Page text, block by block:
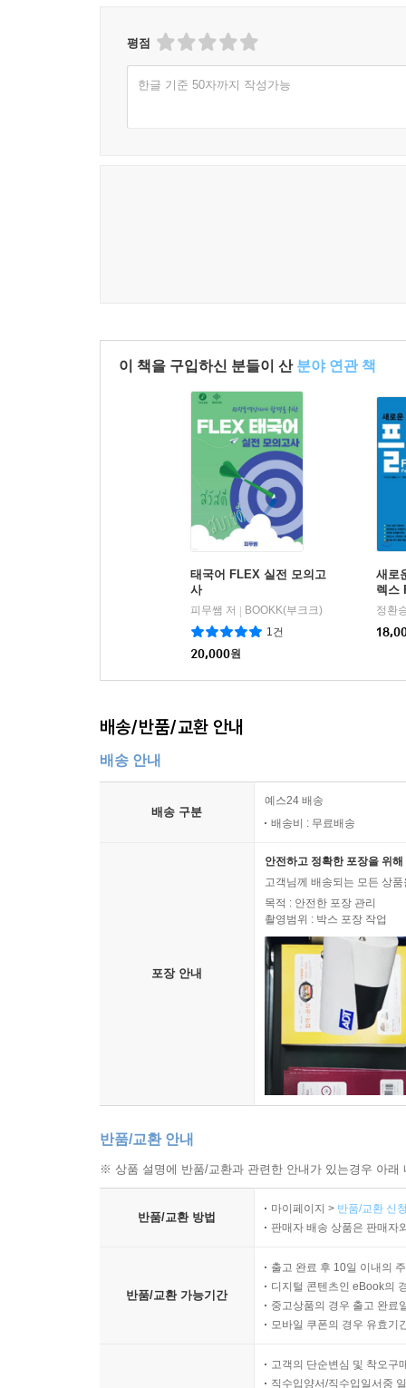
평점
한글 기준 50자까지 작성가능
이 책을 구입하신 분들이 산 분야 연관 책
태국어 FLEX 실전 모의고
사
피무쌤 저
BOOKK(부크크)
1건
20,000원
새로
렉스
정환
배송/반품/교환 안내
배송 안내
배송 구분
예스24 배송
배송비 : 무료배송
포장 안내
안전하고 정확한 포장을 위
고객님께 배송되는 모든 상
목적 : 안전한 포장 관리
촬영범위 : 박스 포장 작업
반품/교환 안내
※ 상품 설명에 반품/교환과 관련한 안내가 있는경우 아
반품/교환 방법
마이페이지 > 반품/교환 신
판매자 배송 상품은 판매자
반품/교환 가능기간
출고 완료 후 10일 이내의
디지털 콘텐츠인 eBook의
중고상품의 경우 출고 완료
모바일 쿠폰의 경우 유효기
고객의 단순변심 및 착오구
직수입양서/직수입일서중